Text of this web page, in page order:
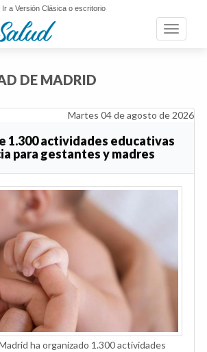
Ir a Versión Clásica o escritorio
Toggle
DE MADRID
Martes 04 de agosto de 2026
1.300 actividades educativas
para gestantes y madres
ha organizado 1.300 actividades